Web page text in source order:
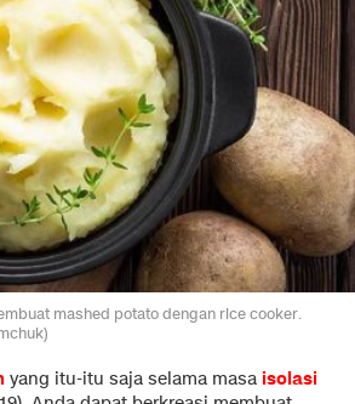
mashed potato dengan rice cooker.
yang itu-itu saja selama masa isolasi